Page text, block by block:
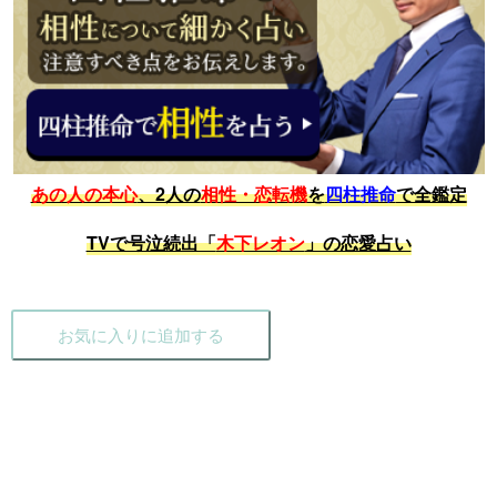
あの人の本心、2人の相性・恋転機を四柱推命で全鑑定
TVで号泣続出「木下レオン」の恋愛占い
お気に入りに追加する